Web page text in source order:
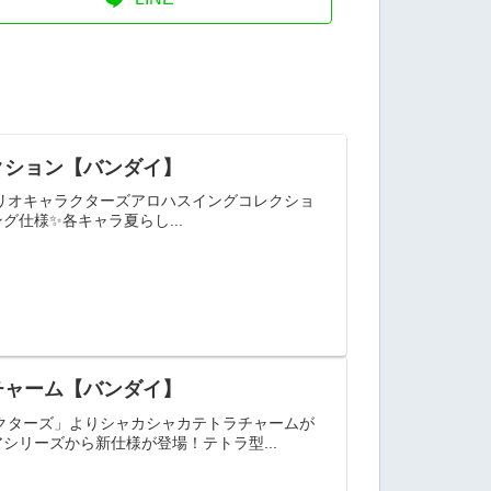
ョン【バンダイ】
キャラクターズアロハスイングコレクショ
仕様✨各キャラ夏らし...
ーム【バンダイ】
ーズ」よりシャカシャカテトラチャームが
リーズから新仕様が登場！テトラ型...